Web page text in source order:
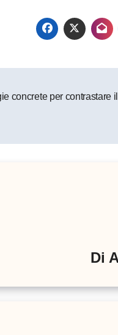
concrete per contrastare il
Di